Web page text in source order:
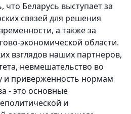
что Беларусь выступает за
связей для решения
а также за
экономической области.
взглядов наших партнеров,
невмешательство во
и приверженность нормам
- это основные
и